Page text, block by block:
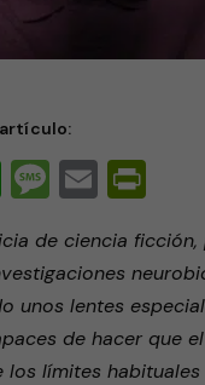
WhatsApp
Message
Email
de ciencia
unos lentes
de hacer que
los límites